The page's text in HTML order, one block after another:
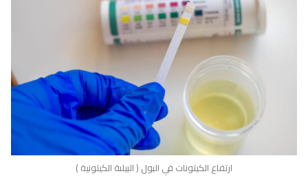
ارتفاع الكيتونات في البول ( البيلىة الكيتونية )